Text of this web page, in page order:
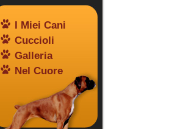
I Miei Cani
Cuccioli
Galleria
Nel Cuore